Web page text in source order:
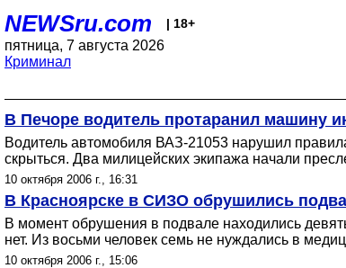
NEWSru.com | 18+
пятница, 7 августа 2026
Криминал
В Печоре водитель протаранил машину
Водитель автомобиля ВАЗ-21053 нарушил
скрыться. Два милицейских экипажа начали
10 октября 2006 г., 16:31
В Красноярске в СИЗО обрушились
В момент обрушения в подвале находились
нет. Из восьми человек семь не нуждались в
10 октября 2006 г., 15:06